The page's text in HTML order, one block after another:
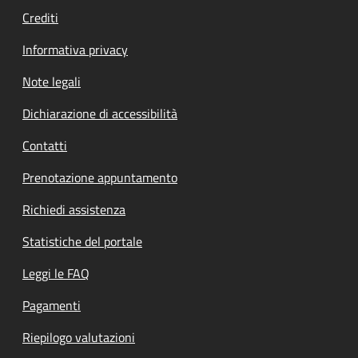
Crediti
Informativa privacy
Note legali
Dichiarazione di accessibilità
Contatti
Prenotazione appuntamento
Richiedi assistenza
Statistiche del portale
Leggi le FAQ
Pagamenti
Riepilogo valutazioni